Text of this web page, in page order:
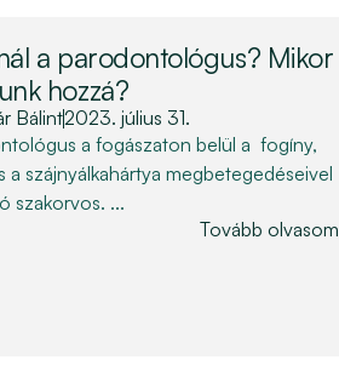
a parodontológus? Mikor
hozzá?
Bálint2023. július 31.
a fogászaton belül a fogíny,
a szájnyálkahártya megbetegedéseivel
szakorvos. ...
Tovább olvasom